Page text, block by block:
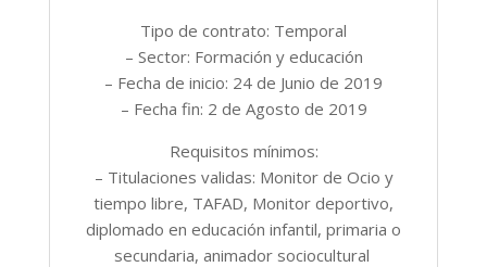
Tipo de contrato: Temporal
– Sector: Formación y educación
– Fecha de inicio: 24 de Junio de 2019
– Fecha fin: 2 de Agosto de 2019
Requisitos mínimos:
– Titulaciones validas: Monitor de Ocio y
tiempo libre, TAFAD, Monitor deportivo,
diplomado en educación infantil, primaria o
secundaria, animador sociocultural